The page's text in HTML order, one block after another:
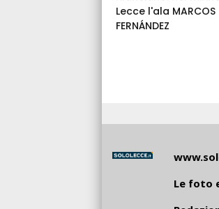
Lecce l'ala MARCOS
FERNÁNDEZ
Le foto